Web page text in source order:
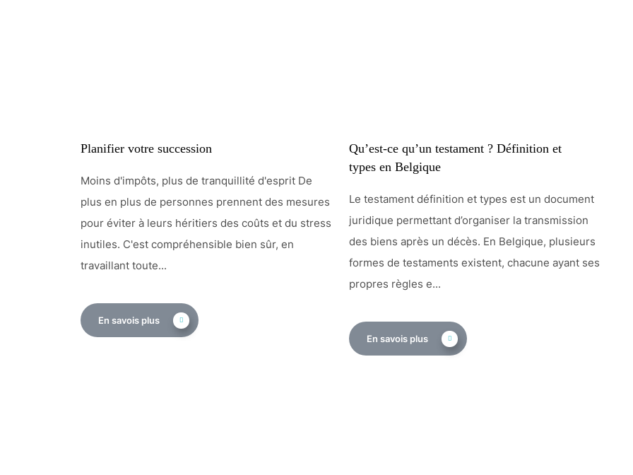
Planifier votre succession
Moins d'impôts, plus de tranquillité d'esprit De
plus en plus de personnes prennent des mesures
pour éviter à leurs héritiers des coûts et du stress
inutiles. C'est compréhensible bien sûr, en
travaillant toute...
En savois plus
Qu’est-ce qu’un testament ? Définition et
types en Belgique
Le testament définition et types est un document
juridique permettant d’organiser la transmission
des biens après un décès. En Belgique, plusieurs
formes de testaments existent, chacune ayant ses
propres règles e...
En savois plus